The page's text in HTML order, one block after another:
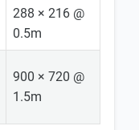
288 × 216 @
0.5m
900 × 720 @
1.5m